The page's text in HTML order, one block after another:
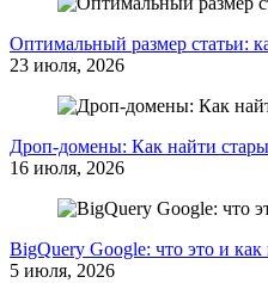
Оптимальный размер статьи:
23 июля, 2026
Дроп-домены: Как найти
16 июля, 2026
BigQuery Google: что это и как
5 июля, 2026